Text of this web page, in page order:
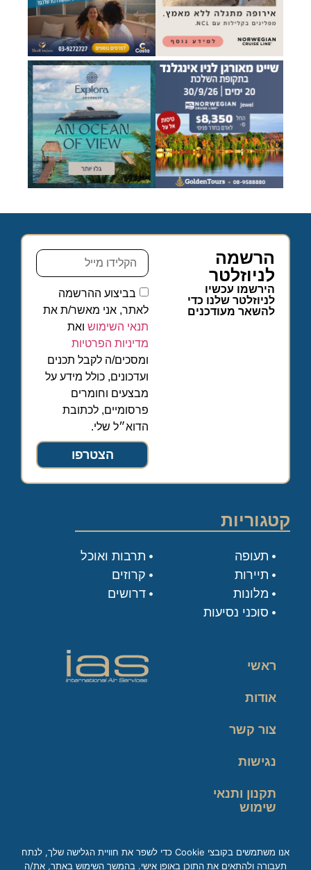
הרשמה
לניוזלטר
הירשמו עכשיו
לניוזלטר שלנו כדי
להשאר מעודכנים
בביצוע ההרשמה
לאתר, אני מאשר/ת את
תנאי השימוש ואת
מדיניות הפרטיות
ומסכים/ה לקבל תכנים
ועדכונים, כולל מידע על
מבצעים וחומרים
פרסומיים, לכתובת
הדוא״ל שלי.
הצטרפו
קטגוריות
תעופה
תיירות
מלונות
סוכני נסיעות
תרבות ואוכל
קרוזים
דרושים
ראשי
אודות
צור קשר
נגישות
תקנון ותנאי
שימוש
אנו משתמשים בקובצי Cookie כדי לשפר את חוויית הגלישה שלך, לנתח
תעבורה ולהתאים את התוכן באופן אישי. בהמשך השימוש באתר, את/ה